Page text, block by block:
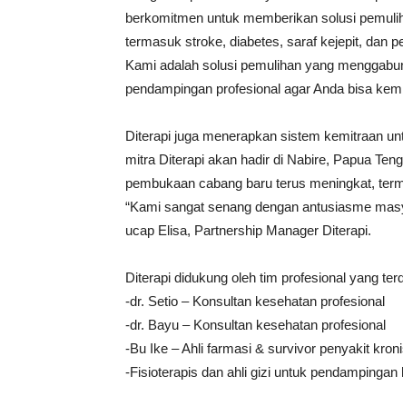
berkomitmen untuk memberikan solusi
termasuk stroke, diabetes, saraf kejepit, dan
Kami adalah solusi pemulihan yang
pendampingan profesional agar Anda bisa
Diterapi juga menerapkan sistem kemitraan
mitra Diterapi akan hadir di Nabire, Papua
pembukaan cabang baru terus meningkat,
“Kami sangat senang dengan antusiasme
ucap Elisa, Partnership Manager Diterapi.
Diterapi didukung oleh tim profesional yang
-dr. Setio – Konsultan kesehatan profesional
-dr. Bayu – Konsultan kesehatan profesional
-Bu Ike – Ahli farmasi & survivor penyakit
-Fisioterapis dan ahli gizi untuk pendampingan